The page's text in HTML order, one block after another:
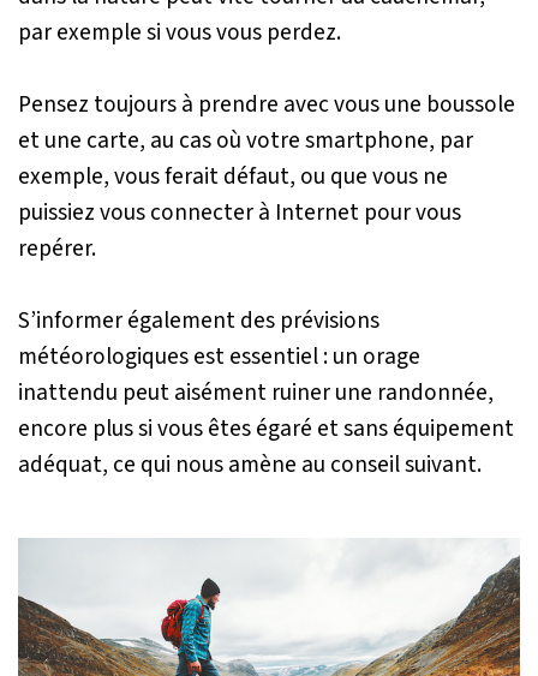
par exemple si vous vous perdez.
Pensez toujours à prendre avec vous une boussole
et une carte, au cas où votre smartphone, par
exemple, vous ferait défaut, ou que vous ne
puissiez vous connecter à Internet pour vous
repérer.
S’informer également des prévisions
météorologiques est essentiel : un orage
inattendu peut aisément ruiner une randonnée,
encore plus si vous êtes égaré et sans équipement
adéquat, ce qui nous amène au conseil suivant.